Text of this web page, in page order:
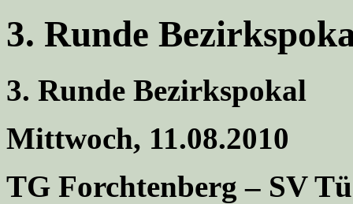
3. Runde
3. Runde Bezirkspokal
Mittwoch, 11.08.2010
TG Forchtenberg – SV